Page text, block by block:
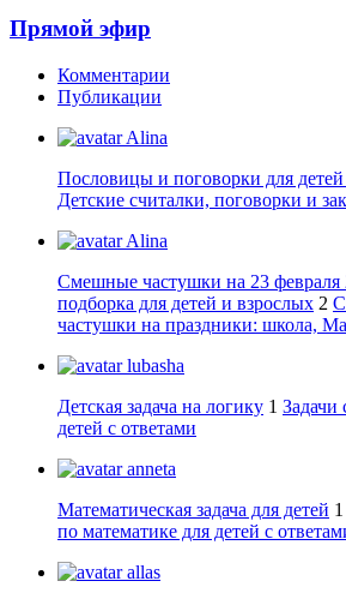
Прямой эфир
Комментарии
Публикации
Alina
Пословицы и поговорки для
Детские считалки, поговорки и
Alina
Смешные частушки на 23 февраля
подборка для детей и взрослых 2
частушки на праздники: школа,
lubasha
Детская задача на логику 1 Задачи
детей с ответами
anneta
Математическая задача для детей 1
по математике для детей с
allas